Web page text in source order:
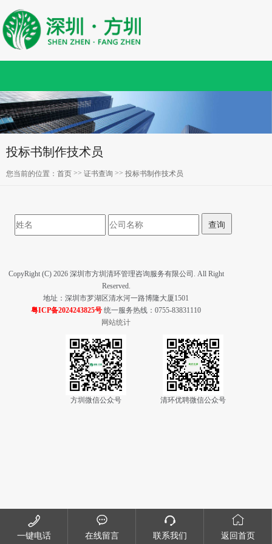
投标书制作技术员
您当前的位置： 首页 >> 证书查询 >> 投标书制作技术员
CopyRight (C) 2026 深圳市方圳清环管理咨询服务有限公司. All Right
Reserved.
地址：深圳市罗湖区清水河一路博隆大厦1501
粤ICP备2024243825号 统一服务热线：0755-83831110
网站统计
方圳微信公众号 清环优聘微信公众号

一键电话

在线留言

联系我们

返回首页